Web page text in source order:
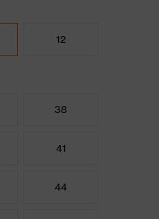
12
38
41
44